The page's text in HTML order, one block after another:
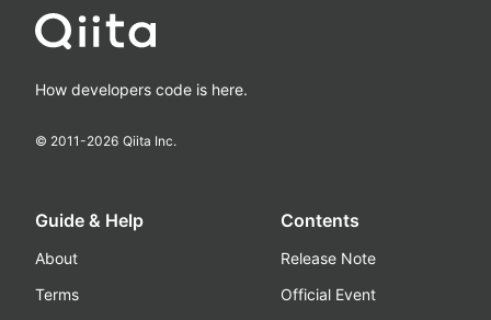
How developers code is here.
© 2011-2026 Qiita Inc.
Guide & Help
About
Terms
Contents
Release Note
Official Event